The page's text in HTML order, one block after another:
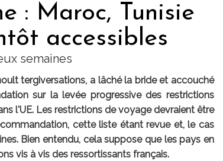
: Maroc, Tunisie
accessibles
semaines
tergiversations, a lâché la bride et accouché
sur la levée progressive des restrictions
l'UE. Les restrictions de voyage devraient être
cette liste étant revue et, le cas
Bien entendu, cela suppose que les pays en
vis à vis des ressortissants français.